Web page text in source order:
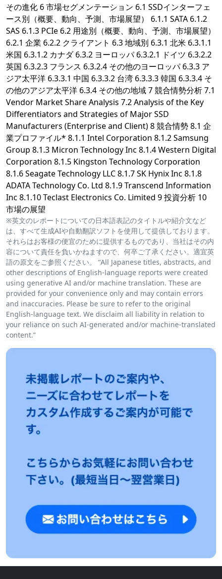
その進化 6 市場セグメンテーション 6.1 SSDインターフェ
ース別（概要、動向、予測、市場展望） 6.1.1 SATA 6.1.2
SAS 6.1.3 PCIe 6.2 用途別（概要、動向、予測、市場展望）
6.2.1 企業 6.2.2 クライアント 6.3 地域別 6.3.1 北米 6.3.1.1
米国 6.3.1.2 カナダ 6.3.2 ヨーロッパ 6.3.2.1 ドイツ 6.3.2.2
英国 6.3.2.3 フランス 6.3.2.4 その他のヨーロッパ 6.3.3 ア
ジア太平洋 6.3.3.1 中国 6.3.3.2 台湾 6.3.3.3 韓国 6.3.3.4 そ
の他のアジア太平洋 6.3.4 その他の地域 7 競合情勢分析 7.1
Vendor Market Share Analysis 7.2 Analysis of the Key
Differentiators and Strategies of Major SSD
Manufacturers (Enterprise and Client) 8 競合情勢 8.1 企
業プロファイル* 8.1.1 Intel Corporation 8.1.2 Samsung
Group 8.1.3 Micron Technology Inc 8.1.4 Western Digital
Corporation 8.1.5 Kingston Technology Corporation
8.1.6 Seagate Technology LLC 8.1.7 SK Hynix Inc 8.1.8
ADATA Technology Co. Ltd 8.1.9 Transcend Information
Inc 8.1.10 Teclast Electronics Co. Limited 9 投資分析 10
市場の展望
※英文のレポートについての日本語表記のタイトルや紹介文など
は、すべて生成AIや自動翻訳ソフトを使用して提供しております。
それらはお客様の便宜のために提供するものであり、当社はその内
容について責任を負いかねますので、何卒ご了承ください。適宜英
語の原文をご参照ください。 “All Japanese titles, abstracts, and
other descriptions of English-language reports were created
using generative AI and/or machine translation. These are
provided for your convenience only and may contain errors
and inaccuracies. Please be sure to refer to the original
English-language text. We disclaim all liability in relation to
your reliance on such AI-generated and/or machine-translated
content.”